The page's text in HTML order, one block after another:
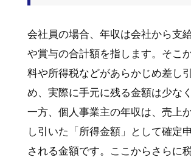
会社員の場合、年収は会社から支
や賞与の合計額を指します。そこ
料や所得税などがあらかじめ差し
め、実際に手元に残る金額は少な
一方、個人事業主の年収は、売上
し引いた「所得金額」として確定
される金額です。ここからさらに